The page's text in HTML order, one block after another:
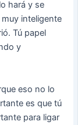
hará y se
inteligente
Tú papel
y
eso no lo
es que tú
para ligar